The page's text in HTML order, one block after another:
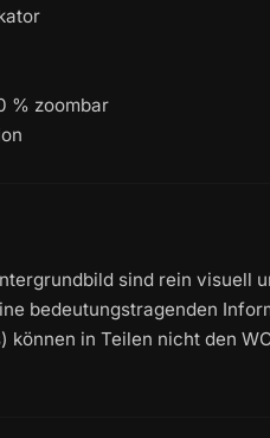
% zoombar
sind rein visuell
bedeutungstragenden
in Teilen nicht den